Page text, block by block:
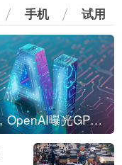
手机 试用
刚刚，OpenAI曝光GPT-6！传10万亿参数，8月强行发布